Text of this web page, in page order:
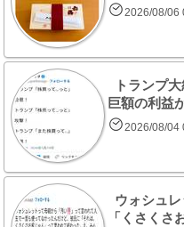
2026/08/06
トランプ
巨額の利益
2026/08/04
ウォシュ
「くさくさ